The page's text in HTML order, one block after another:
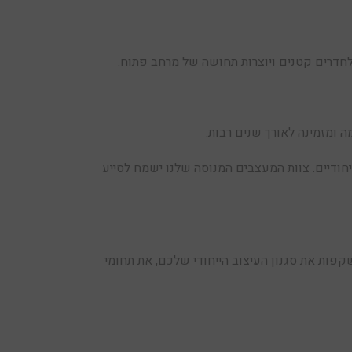
קטנים ויוצרות תחושה של מרחב פתוח.
ומזמינה לאורך שנים רבות.
צוות המעצבים המנוסה שלנו ישמח לסייע
את סגנון העיצוב הייחודי שלכם, את תחומי